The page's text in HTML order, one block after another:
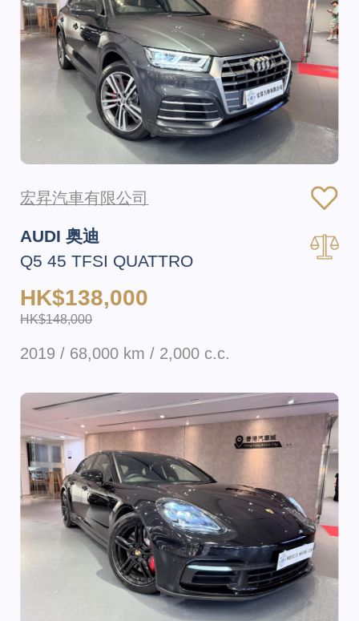
宏昇汽車有限公司
AUDI 奥迪
Q5 45 TFSI QUATTRO
HK$138,000
HK$148,000
2019 / 68,000 km / 2,000 c.c.